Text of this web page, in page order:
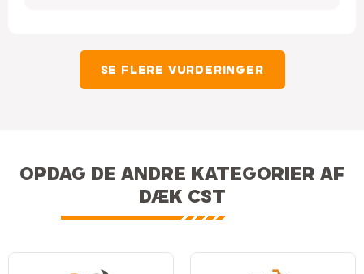
SE FLERE VURDERINGER
OPDAG DE ANDRE KATEGORIER AF
DÆK CST